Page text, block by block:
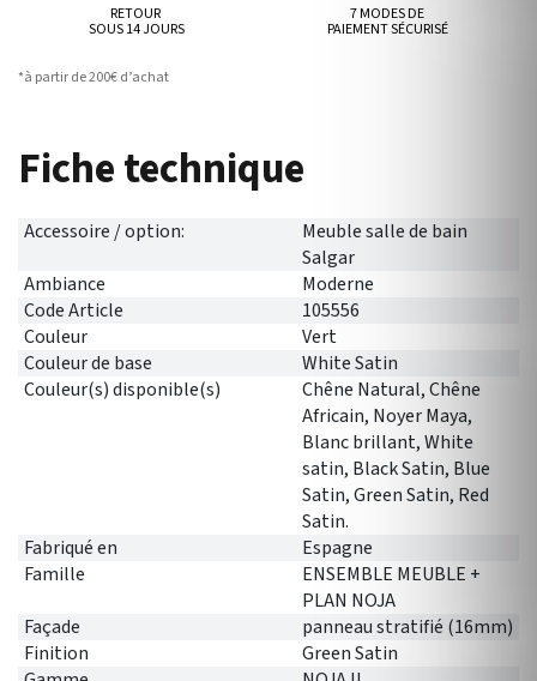
RETOUR
SOUS 14 JOURS
7 MODES DE
PAIEMENT SÉCURISÉ
*à partir de 200€ d’achat
Fiche technique
Accessoire / option:
Meuble salle de bain
Salgar
Ambiance
Moderne
Code Article
105556
Couleur
Vert
Couleur de base
White Satin
Couleur(s) disponible(s)
Chêne Natural, Chêne
Africain, Noyer Maya,
Blanc brillant, White
satin, Black Satin, Blue
Satin, Green Satin, Red
Satin.
Fabriqué en
Espagne
Famille
ENSEMBLE MEUBLE +
PLAN NOJA
Façade
panneau stratifié (16mm)
Finition
Green Satin